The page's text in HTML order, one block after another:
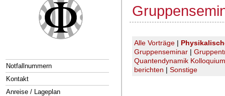
Notfallnummern
Kontakt
Anreise / Lageplan
Alle Vorträge |
Gruppenseminar |
Quantendynamik Kolloquium
berichten | Sonstige